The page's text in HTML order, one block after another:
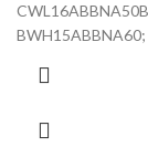
BWH15ABBNA60;